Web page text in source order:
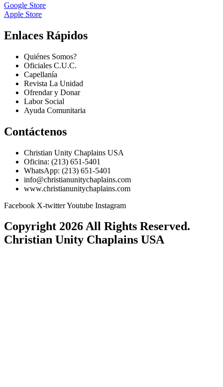
Google Store
Apple Store
Enlaces Rápidos
Quiénes Somos?
Oficiales C.U.C.
Capellanía
Revista La Unidad
Ofrendar y Donar
Labor Social
Ayuda Comunitaria
Contáctenos
Christian Unity Chaplains USA
Oficina: (213) 651-5401
WhatsApp: (213) 651-5401
info@christianunitychaplains.com
www.christianunitychaplains.com
Facebook X-twitterYoutube Instagram
Copyright 2026 All Rights Reserved.
Christian Unity Chaplains USA